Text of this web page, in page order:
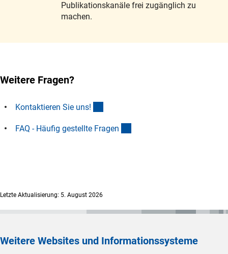
Publikationskanäle frei zugänglich zu
machen.
Weitere Fragen?
Kontaktieren Sie uns!
FAQ - Häufig gestellte Fragen
Letzte Aktualisierung: 5. August 2026
Weitere Websites und Informationssysteme